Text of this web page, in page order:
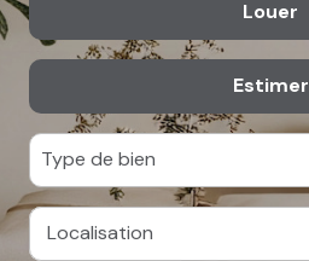
commerciaux
commerciaux
Autres
Nos
agences
& Nous
contacter
De l'immo pro
Louer
De l'immo pro
Estimer
Type de bien